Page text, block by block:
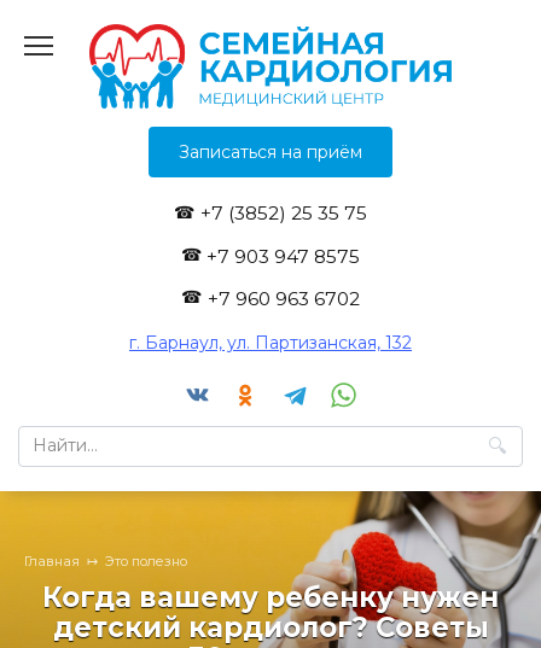
содержанию
Записаться на приём
+7 (3852) 25 35 75
+7 903 947 8575
+7 960 963 6702
г. Барнаул, ул. Партизанская, 132
Search
for:
Главная Это полезно
Когда вашему ребенку нужен
детский кардиолог? Советы